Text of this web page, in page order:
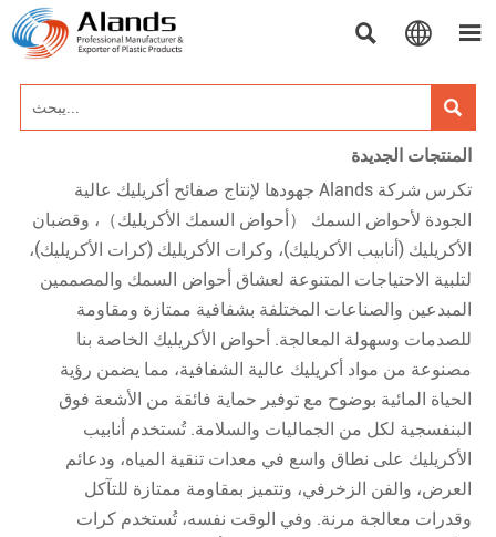
  

المنتجات الجديدة
تكرس شركة Alands جهودها لإنتاج صفائح أكريليك عالية
الجودة لأحواض السمك （أحواض السمك الأكريليك）، وقضبان
الأكريليك (أنابيب الأكريليك)، وكرات الأكريليك (كرات الأكريليك)،
لتلبية الاحتياجات المتنوعة لعشاق أحواض السمك والمصممين
المبدعين والصناعات المختلفة بشفافية ممتازة ومقاومة
للصدمات وسهولة المعالجة. أحواض الأكريليك الخاصة بنا
مصنوعة من مواد أكريليك عالية الشفافية، مما يضمن رؤية
الحياة المائية بوضوح مع توفير حماية فائقة من الأشعة فوق
البنفسجية لكل من الجماليات والسلامة. تُستخدم أنابيب
الأكريليك على نطاق واسع في معدات تنقية المياه، ودعائم
العرض، والفن الزخرفي، وتتميز بمقاومة ممتازة للتآكل
وقدرات معالجة مرنة. وفي الوقت نفسه، تُستخدم كرات